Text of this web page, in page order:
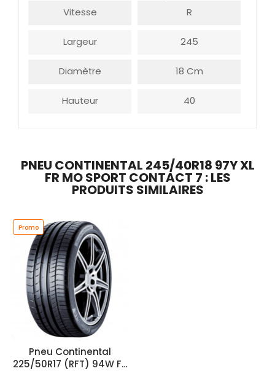
Vitesse
R
Largeur 245
Diamètre 18 Cm
Hauteur 40
PNEU CONTINENTAL 245/40R18 97Y XL
FR MO SPORT CONTACT 7 : LES
PRODUITS SIMILAIRES
Promo
Pneu Continental
225/50R17 (RFT) 94W FR